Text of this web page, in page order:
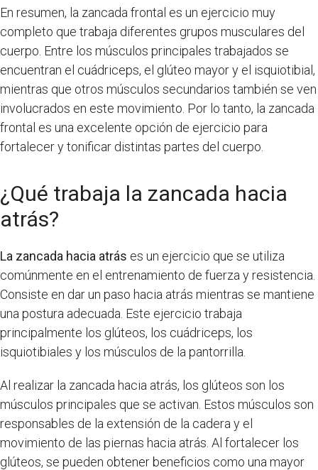
En resumen, la zancada frontal es un ejercicio muy
completo que trabaja diferentes grupos musculares del
cuerpo. Entre los músculos principales trabajados se
encuentran el cuádriceps, el glúteo mayor y el isquiotibial,
mientras que otros músculos secundarios también se ven
involucrados en este movimiento. Por lo tanto, la zancada
frontal es una excelente opción de ejercicio para
fortalecer y tonificar distintas partes del cuerpo.
¿Qué trabaja la zancada hacia
atrás?
La zancada hacia atrás es un ejercicio que se utiliza
comúnmente en el entrenamiento de fuerza y resistencia.
Consiste en dar un paso hacia atrás mientras se mantiene
una postura adecuada. Este ejercicio trabaja
principalmente los glúteos, los cuádriceps, los
isquiotibiales y los músculos de la pantorrilla.
Al realizar la zancada hacia atrás, los glúteos son los
músculos principales que se activan. Estos músculos son
responsables de la extensión de la cadera y el
movimiento de las piernas hacia atrás. Al fortalecer los
glúteos, se pueden obtener beneficios como una mayor